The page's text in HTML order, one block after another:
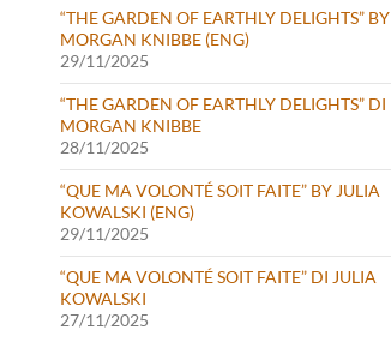
“THE GARDEN OF EARTHLY DELIGHTS” BY
MORGAN KNIBBE (ENG)
29/11/2025
“THE GARDEN OF EARTHLY DELIGHTS” DI
MORGAN KNIBBE
28/11/2025
“QUE MA VOLONTÉ SOIT FAITE” BY JULIA
KOWALSKI (ENG)
29/11/2025
“QUE MA VOLONTÉ SOIT FAITE” DI JULIA
KOWALSKI
27/11/2025